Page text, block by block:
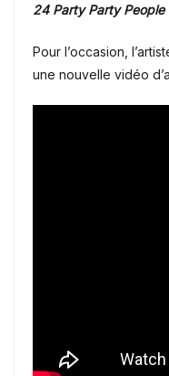
24 Party Party People
Pour l’occasion,
une nouvelle vidéo